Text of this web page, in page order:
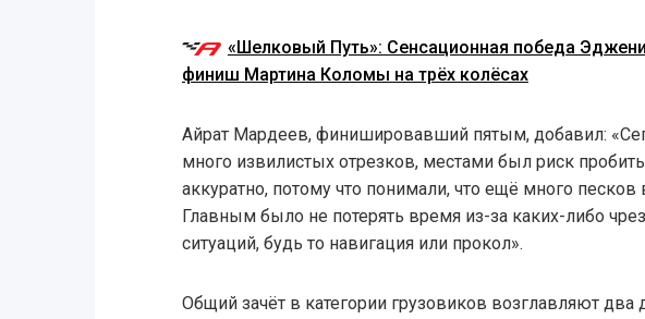
«Шелковый Путь»: Сенсационная победа
финиш Мартина Коломы на трёх колёсах
Айрат Мардеев, финишировавший пятым, добавил:
много извилистых отрезков, местами был риск
аккуратно, потому что понимали, что ещё много песков
Главным было не потерять время из-за каких-либо
ситуаций, будь то навигация или прокол».
Общий зачёт в категории грузовиков возглавляют два